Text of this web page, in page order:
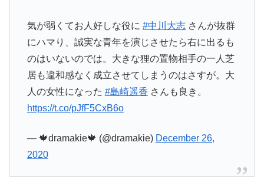
気が弱くてお人好しな役に #中川大志さんが抜群
にハマり、誠実な青年を演じさせたら右に出るも
のはいないのでは。大きな狸の置物相手の一人芝
居も違和感なく成立させてしまうのはさすが。大
人の女性になった #島崎遥香 さんも良き。
https://t.co/pJfF5CxB6o
— 🍁dramakie🍁 (@dramakie) December 26,
2020